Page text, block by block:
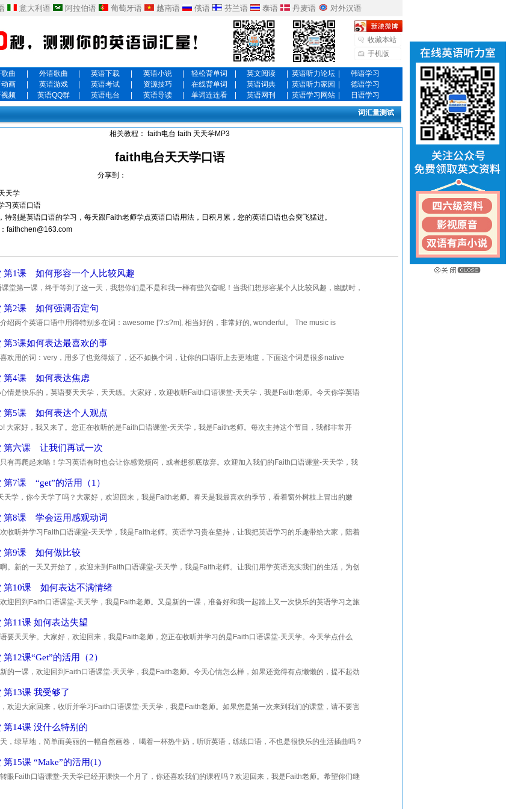
意大利语 阿拉伯语 葡萄牙语 越南语 俄语 芬兰语 泰语 丹麦语 对外汉语
收藏本站
手机版
曲 外语歌曲 英语下载 英语小说 轻松背单词 英文阅读 英语听力论坛
韩语学习
画 英语游戏 英语考试 资源技巧 在线背单词 英语词典 英语听力家园
德语学习
频 英语QQ群 英语电台 英语导读 单词连连看 英语网刊 英语学习网站 日语学习
词汇量测试
相关教程： faith电台 faith 天天学MP3
faith电台天天学口语
分享到：
天学
习英语口语
特别是英语口语的学习，每天跟Faith老师学点英语口语用法，日积月累，您的英语口语也会突飞猛进。
faithchen@163.com
第1课 如何形容一个人比较风趣
堂第一课，终于等到了这一天，我想你们是不是和我一样有些兴奋呢！当我们想形容某个人比较风趣，幽默时，
第2课 如何强调否定句
绍两个英语口语中用得特别多在词：awesome ['?:s?m], 相当好的，非常好的, wonderful。 The music is
第3课如何表达最喜欢的事
欢用的词：very，用多了也觉得烦了，还不如换个词，让你的口语听上去更地道，下面这个词是很多native
第4课 如何表达焦虑
情是快乐的，英语要天天学，天天练。大家好，欢迎收听Faith口语课堂-天天学，我是Faith老师。今天你学英语
第5课 如何表达个人观点
大家好，我又来了。您正在收听的是Faith口语课堂-天天学，我是Faith老师。每次主持这个节目，我都非常开
第六课 让我们再试一次
有再爬起来咯！学习英语有时也会让你感觉烦闷，或者想彻底放弃。欢迎加入我们的Faith口语课堂-天天学，我
第7课 “get”的活用（1）
天学，你今天学了吗？大家好，欢迎回来，我是Faith老师。春天是我最喜欢的季节，看着窗外树枝上冒出的嫩
第8课 学会运用感观动词
收听并学习Faith口语课堂-天天学，我是Faith老师。英语学习贵在坚持，让我把英语学习的乐趣带给大家，陪着
第9课 如何做比较
。新的一天又开始了，欢迎来到Faith口语课堂-天天学，我是Faith老师。让我们用学英语充实我们的生活，为创
第10课 如何表达不满情绪
迎回到Faith口语课堂-天天学，我是Faith老师。又是新的一课，准备好和我一起踏上又一次快乐的英语学习之旅
第11课 如何表达失望
要天天学。大家好，欢迎回来，我是Faith老师，您正在收听并学习的是Faith口语课堂-天天学。今天学点什么
12课“Get”的活用（2）
的一课，欢迎回到Faith口语课堂-天天学，我是Faith老师。今天心情怎么样，如果还觉得有点懒懒的，提不起劲
第13课 我受够了
欢迎大家回来，收听并学习Faith口语课堂-天天学，我是Faith老师。如果您是第一次来到我们的课堂，请不要害
第14课 没什么特别的
，绿草地，简单而美丽的一幅自然画卷， 喝着一杯热牛奶，听听英语，练练口语，不也是很快乐的生活插曲吗？
第15课 “Make”的活用(1)
眼Faith口语课堂-天天学已经开课快一个月了，你还喜欢我们的课程吗？欢迎回来，我是Faith老师。希望你们继